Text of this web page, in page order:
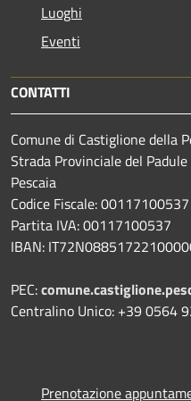
Luoghi
Eventi
CONTATTI
Comune di Castiglione della
Strada Provinciale del
Pescaia
Codice Fiscale: 00117100537
Partita IVA: 00117100537
IBAN:
PEC:
Centralino Unico: +39 0564
Prenotazione